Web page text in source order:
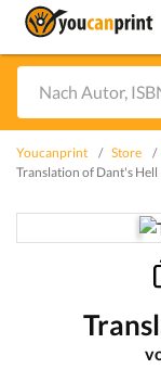
Youcanprint Store
Translation of Dant's Hell